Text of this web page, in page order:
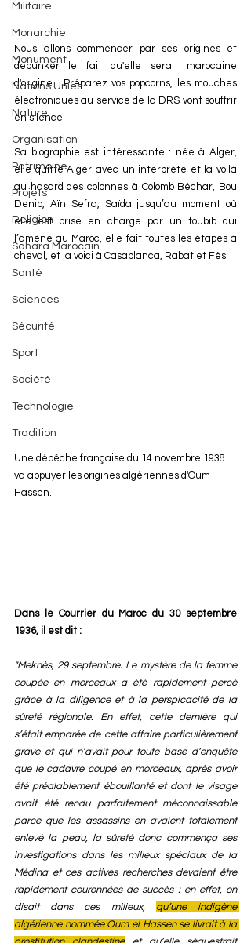
Militaire
Monarchie
Monument
Nations Unies
Nature
Organisation
Patrimoine
Projets
Religion
Sahara Marocain
Santé
Sciences
Sécurité
Sport
Société
Technologie
Tradition
Nous allons commencer par ses origines et
debunker le fait qu'elle serait marocaine
d'origine.  Préparez vos popcorns, les mouches
électroniques au service de la DRS vont souffrir
en silence.
Sa biographie est intéressante : née à Alger,
elle quitte Alger avec un interprète et la voilà
au hasard des colonnes à Colomb Béchar, Bou
Denib, Aïn Sefra, Saïda jusqu’au moment où
elle est prise en charge par un toubib qui
l’amène au Maroc, elle fait toutes les étapes à
cheval, et la voici à Casablanca, Rabat et Fès.
Une dépêche française du 14 novembre 1938
va appuyer les origines algériennes d'Oum
Hassen.
Dans le Courrier du Maroc du 30 septembre
1936, il est dit :
"Meknès, 29 septembre. Le mystère de la femme
coupée en morceaux a été rapidement percé
grâce à la diligence et à la perspicacité de la
sûreté régionale. En effet, cette dernière qui
s’était emparée de cette affaire particulièrement
grave et qui n’avait pour toute base d’enquête
que le cadavre coupé en morceaux, après avoir
été préalablement ébouillanté et dont le visage
avait été rendu parfaitement méconnaissable
parce que les assassins en avaient totalement
enlevé la peau, la sûreté donc commença ses
investigations dans les milieux spéciaux de la
Médina et ces actives recherches devaient être
rapidement couronnées de succès : en effet, on
disait dans ces milieux, qu’une indigène
algérienne nommée Oum el Hassen se livrait à la